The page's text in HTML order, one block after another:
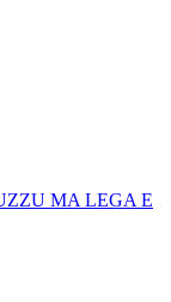
MA LEGA E